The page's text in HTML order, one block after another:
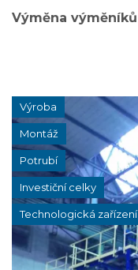
Výměna výměníků
Výroba
Montáž
Potrubí
Investiční celky
Technologická zařízení